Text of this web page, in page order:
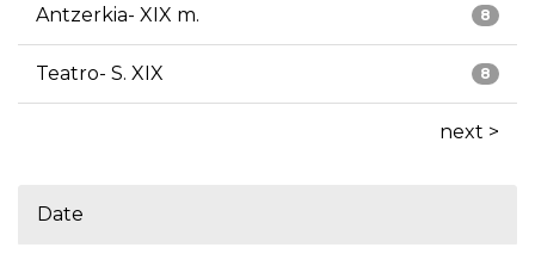
8
Antzerkia- XIX m.
8
Teatro- S. XIX
next >
Date